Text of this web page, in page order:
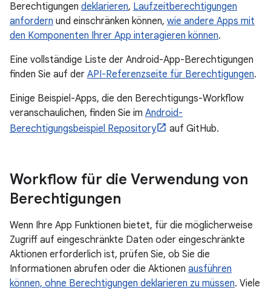
Berechtigungen deklarieren, Laufzeitberechtigungen
anfordern und einschränken können, wie andere Apps mit
den Komponenten Ihrer App interagieren können.
Eine vollständige Liste der Android-App-Berechtigungen
finden Sie auf der API-Referenzseite für Berechtigungen.
Einige Beispiel-Apps, die den Berechtigungs-Workflow
veranschaulichen, finden Sie im Android-
Berechtigungsbeispiel Repository
auf GitHub.
Workflow für die Verwendung von
Berechtigungen
Wenn Ihre App Funktionen bietet, für die möglicherweise
Zugriff auf eingeschränkte Daten oder eingeschränkte
Aktionen erforderlich ist, prüfen Sie, ob Sie die
Informationen abrufen oder die Aktionen ausführen
können, ohne Berechtigungen deklarieren zu müssen. Viele